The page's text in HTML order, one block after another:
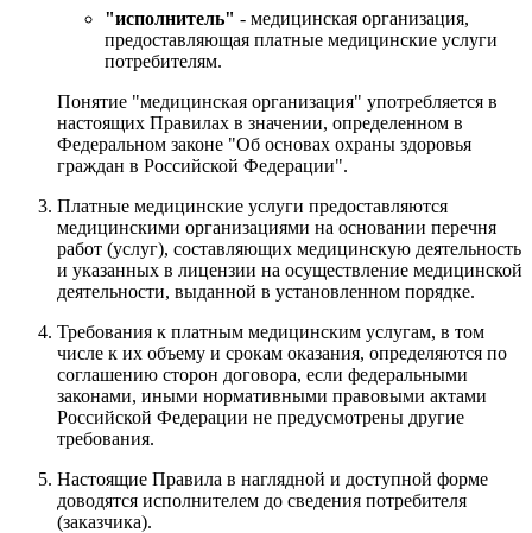
"исполнитель" - медицинская организация,
предоставляющая платные медицинские услуги
потребителям.
Понятие "медицинская организация" употребляется в
настоящих Правилах в значении, определенном в
Федеральном законе "Об основах охраны здоровья
граждан в Российской Федерации".
Платные медицинские услуги предоставляются
медицинскими организациями на основании перечня
работ (услуг), составляющих медицинскую деятельность
и указанных в лицензии на осуществление медицинской
деятельности, выданной в установленном порядке.
Требования к платным медицинским услугам, в том
числе к их объему и срокам оказания, определяются по
соглашению сторон договора, если федеральными
законами, иными нормативными правовыми актами
Российской Федерации не предусмотрены другие
требования.
Настоящие Правила в наглядной и доступной форме
доводятся исполнителем до сведения потребителя
(заказчика).